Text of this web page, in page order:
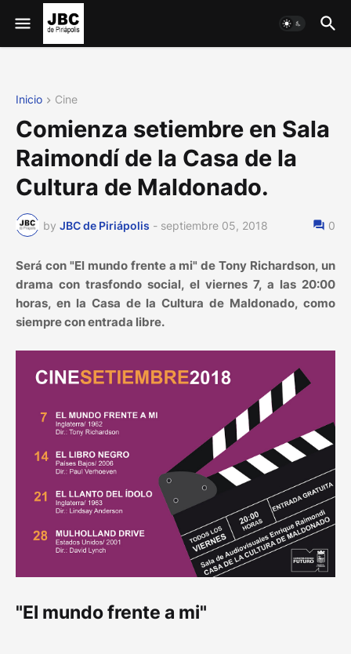
Inicio Cine
Comienza setiembre en Sala
Raimondí de la Casa de la
Cultura de Maldonado.
by JBC de Piriápolis - septiembre 05, 2018 0
Será con "El mundo frente a mi" de Tony Richardson, un
drama con trasfondo social, el viernes 7, a las 20:00
horas, en la Casa de la Cultura de Maldonado, como
siempre con entrada libre.
"El mundo frente a mi"